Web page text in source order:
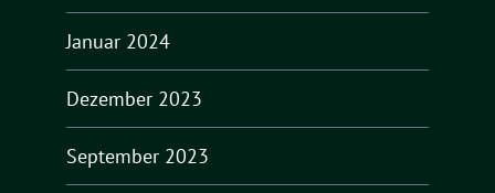
Januar 2024
Dezember 2023
September 2023